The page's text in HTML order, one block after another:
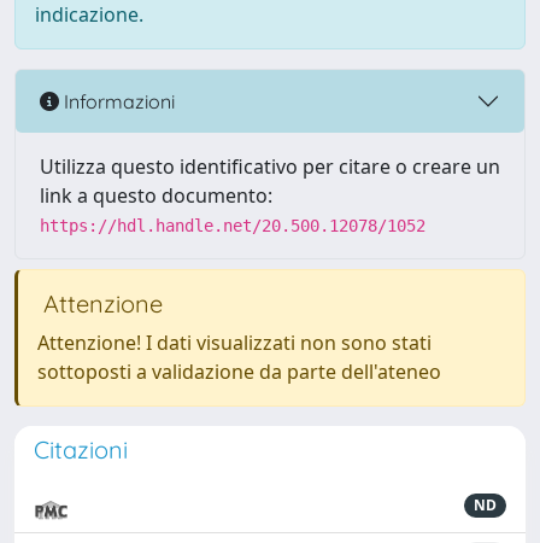
indicazione.
Informazioni
Utilizza questo identificativo per citare o creare un
link a questo documento:
https://hdl.handle.net/20.500.12078/1052
Attenzione
Attenzione! I dati visualizzati non sono stati
sottoposti a validazione da parte dell'ateneo
Citazioni
ND